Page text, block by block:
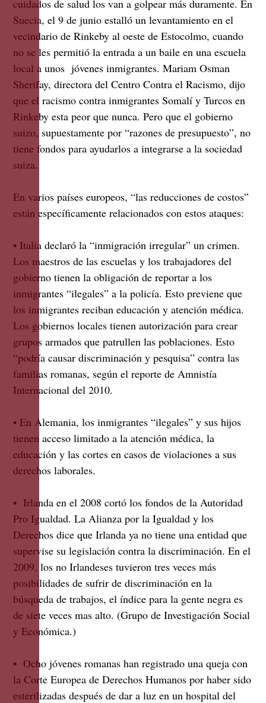
cuidados de salud los van a golpear más duramente. En
Suecia, el 9 de junio estalló un levantamiento en el
vecindario de Rinkeby al oeste de Estocolmo, cuando
no se les permitió la entrada a un baile en una escuela
local a unos jóvenes inmigrantes. Mariam Osman
Sherifay, directora del Centro Contra el Racismo, dijo
que el racismo contra inmigrantes Somalí y Turcos en
Rinkeby esta peor que nunca. Pero que el gobierno
suizo, supuestamente por “razones de presupuesto”, no
tiene fondos para ayudarlos a integrarse a la sociedad
suiza.
En varios países europeos, “las reducciones de costos”
están específicamente relacionados con estos ataques:
• Italia declaró la “inmigración irregular” un crimen.
Los maestros de las escuelas y los trabajadores del
gobierno tienen la obligación de reportar a los
inmigrantes “ilegales” a la policía. Esto previene que
los inmigrantes reciban educación y atención médica.
Los gobiernos locales tienen autorización para crear
grupos armados que patrullen las poblaciones. Esto
“podría causar discriminación y pesquisa” contra las
familias romanas, según el reporte de Amnistía
Internacional del 2010.
• En Alemania, los inmigrantes “ilegales” y sus hijos
tienen acceso limitado a la atención médica, la
educación y las cortes en casos de violaciones a sus
derechos laborales.
• Irlanda en el 2008 cortó los fondos de la Autoridad
Pro Igualdad. La Alianza por la Igualdad y los
Derechos dice que Irlanda ya no tiene una entidad que
supervise su legislación contra la discriminación. En el
2009, los no Irlandeses tuvieron tres veces más
posibilidades de sufrir de discriminación en la
búsqueda de trabajos, el índice para la gente negra es
de siete veces mas alto. (Grupo de Investigación Social
y Económica.)
• Ocho jóvenes romanas han registrado una queja con
la Corte Europea de Derechos Humanos por haber sido
esterilizadas después de dar a luz en un hospital del